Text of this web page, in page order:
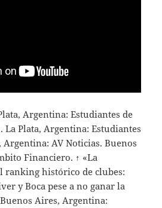
Argentina: Estudiantes de
La Plata, Argentina: Estudiantes
Argentina: AV Noticias. Buenos
Financiero. ↑ «La
ranking histórico de clubes:
y Boca pese a no ganar la
Aires, Argentina: